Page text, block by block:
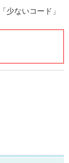
少ないコード」